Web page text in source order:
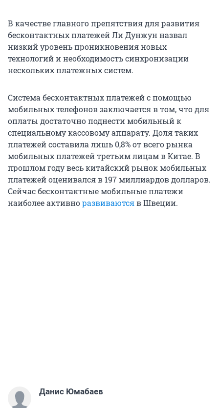
В качестве главного препятствия для развития
бесконтактных платежей Ли Дунжун назвал
низкий уровень проникновения новых
технологий и необходимость синхронизации
нескольких платежных систем.
Система бесконтактных платежей с помощью
мобильных телефонов заключается в том, что для
оплаты достаточно поднести мобильный к
специальному кассовому аппарату. Доля таких
платежей составила лишь 0,8% от всего рынка
мобильных платежей третьим лицам в Китае. В
прошлом году весь китайский рынок мобильных
платежей оценивался в 197 миллиардов долларов.
Сейчас бесконтактные мобильные платежи
наиболее активноразвиваютсяв Швеции.
Данис Юмабаев